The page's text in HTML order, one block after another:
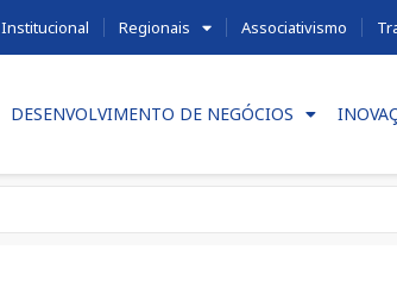
Institucional Regionais Associativismo
DESENVOLVIMENTO DE NEGÓCIOS